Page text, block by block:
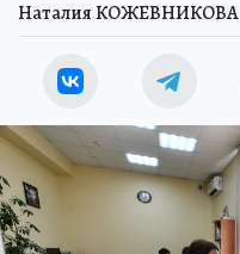
Наталия КОЖЕВНИКОВА